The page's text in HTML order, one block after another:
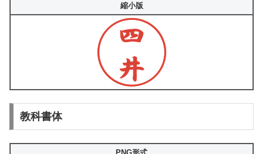
縮小版
教科書体